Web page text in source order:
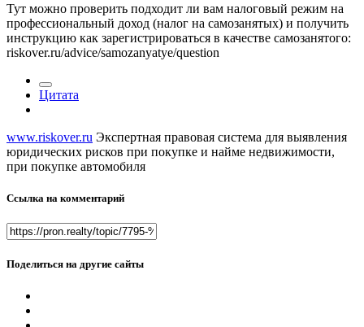
Тут можно проверить подходит ли вам налоговый режим на
профессиональный доход (налог на самозанятых) и получить
инструкцию как зарегистрироваться в качестве самозанятого:
riskover.ru/advice/samozanyatye/question
Цитата
www.riskover.ru Экспертная правовая система для выявления
юридических рисков при покупке и найме недвижимости,
при покупке автомобиля
Ссылка на комментарий
Поделиться на другие сайты